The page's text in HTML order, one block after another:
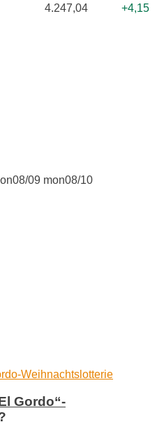
4.247,04
+4,15
08/09 mon08/10
Gordo“-